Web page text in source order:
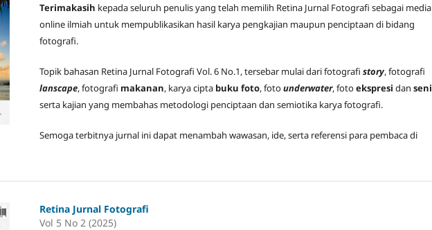
Terimakasih kepada seluruh penulis yang telah memilih Retina Jurnal Fotografi sebagai media
online ilmiah untuk mempublikasikan hasil karya pengkajian maupun penciptaan di bidang
fotografi.
Topik bahasan Retina Jurnal Fotografi Vol. 6 No.1, tersebar mulai dari fotografistory, fotografi
lanscape, fotografi makanan, karya cipta buku foto, fotounderwater, fotoekspresi danseni
serta kajian yang membahas metodologi penciptaan dan semiotika karya fotografi.
Semoga terbitnya jurnal ini dapat menambah wawasan, ide, serta referensi para pembaca di
Retina Jurnal Fotografi
Vol 5 No 2 (2025)